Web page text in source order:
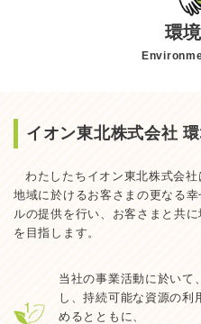
環
イオン東北株式会社
わたしたちイオン東北株式会
地域に於けるお客さまの更なる
ルの提供を行い、お客さまと共
を目指します。
当社の事業活動に於いて
し、持続可能な資源の利
めるとともに、